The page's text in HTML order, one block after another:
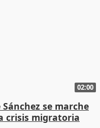
02:00
se marche
crisis migratoria